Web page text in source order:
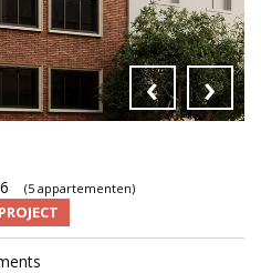
‹ ›
(5 appartementen)